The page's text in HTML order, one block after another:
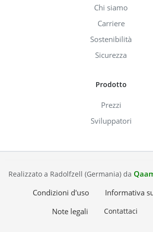
Chi siamo
Carriere
Sostenibilità
Sicurezza
Prodotto
Prezzi
Sviluppatori
Realizzato a Radolfzell (Germania) da
Condizioni d'uso
Informativa
Note legali
Contattaci